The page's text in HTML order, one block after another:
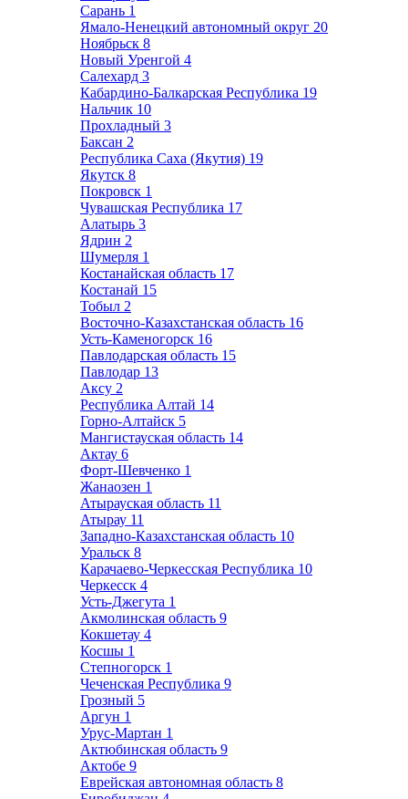
Сарань 1
Ямало-Ненецкий автономный округ 20
Ноябрьск 8
Новый Уренгой 4
Салехард 3
Кабардино-Балкарская Республика 19
Нальчик 10
Прохладный 3
Баксан 2
Республика Саха (Якутия) 19
Якутск 8
Покровск 1
Чувашская Республика 17
Алатырь 3
Ядрин 2
Шумерля 1
Костанайская область 17
Костанай 15
Тобыл 2
Восточно-Казахстанская область 16
Усть-Каменогорск 16
Павлодарская область 15
Павлодар 13
Аксу 2
Республика Алтай 14
Горно-Алтайск 5
Мангистауская область 14
Актау 6
Форт-Шевченко 1
Жанаозен 1
Атырауская область 11
Атырау 11
Западно-Казахстанская область 10
Уральск 8
Карачаево-Черкесская Республика 10
Черкесск 4
Усть-Джегута 1
Акмолинская область 9
Кокшетау 4
Косшы 1
Степногорск 1
Чеченская Республика 9
Грозный 5
Аргун 1
Урус-Мартан 1
Актюбинская область 9
Актобе 9
Еврейская автономная область 8